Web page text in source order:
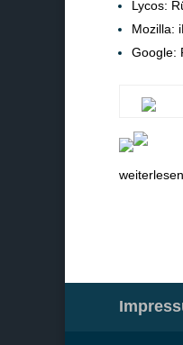
Lycos:
Mozilla:
Google:
weiterlesen